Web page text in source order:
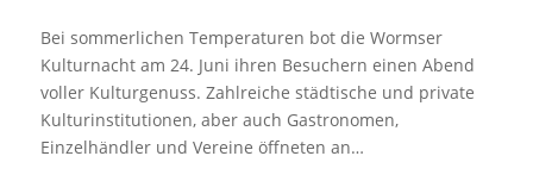
Bei sommerlichen Temperaturen bot die Wormser
Kulturnacht am 24. Juni ihren Besuchern einen Abend
voller Kulturgenuss. Zahlreiche städtische und private
Kulturinstitutionen, aber auch Gastronomen,
Einzelhändler und Vereine öffneten an…